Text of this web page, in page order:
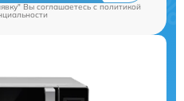
Вы соглашаетесь cполитикой